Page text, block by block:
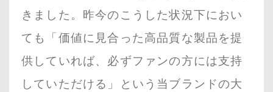
きました。昨今のこうした状況下におい
ても「価値に見合った高品質な製品を提
供していれば、必ずファンの方には支持
していただける」という当ブランドの大